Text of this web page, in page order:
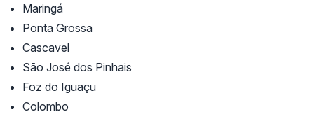
Maringá
Ponta Grossa
Cascavel
São José dos Pinhais
Foz do Iguaçu
Colombo